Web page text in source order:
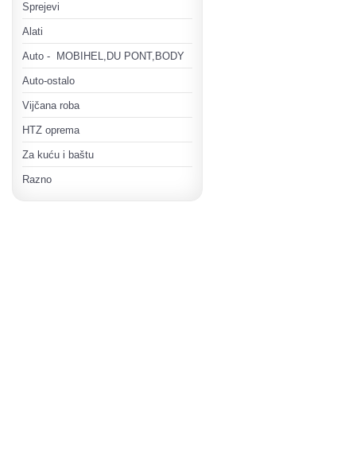
Sprejevi
Alati
Auto - MOBIHEL,DU PONT,BODY
Auto-ostalo
Vijčana roba
HTZ oprema
Za kuću i baštu
Razno